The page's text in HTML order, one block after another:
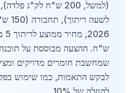
ש"ח. ההצעה מבוססת על
שמחשבת חומרים מדויקים
לבקש התאמות, כמו שימוש